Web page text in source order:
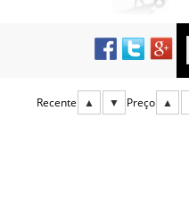
Recente ▲ ▼ Preço ▲